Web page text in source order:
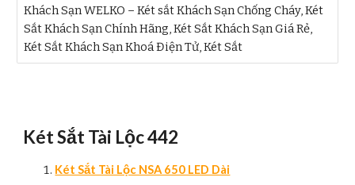
Khách Sạn WELKO – Két sắt Khách Sạn Chống Cháy, Két
Sắt Khách Sạn Chính Hãng, Két Sắt Khách Sạn Giá Rẻ,
Két Sắt Khách Sạn Khoá Điện Tử, Két Sắt
Két Sắt Tài Lộc 442
Két Sắt Tài Lộc NSA 650 LED Dài